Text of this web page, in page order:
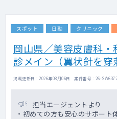
スポット 日勤 クリニック
岡山県／美容皮膚科
診メイン（翼状針を穿
掲載更新日 : 2026年08月06日 案件番号 : 26-
担当エージェントより
・初めての方も安心のサポー